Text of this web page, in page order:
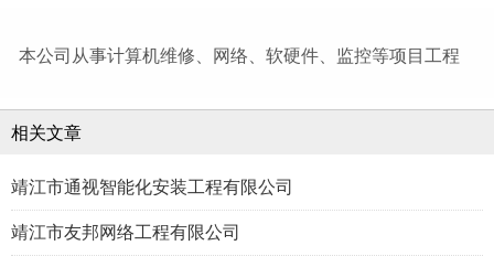
本公司从事计算机维修、网络、软硬件、监控等项目工程
相关文章
靖江市通视智能化安装工程有限公司
靖江市友邦网络工程有限公司